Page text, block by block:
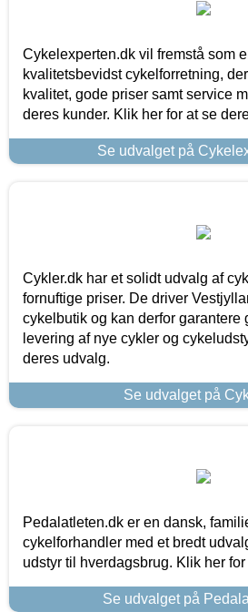
Cykelexperten.dk vil fremstå som
kvalitetsbevidst cykelforretning,
kvalitet, gode priser samt service
deres kunder. Klik her for at se
Se udvalget på
Cykler.dk har et solidt udvalg af
fornuftige priser. De driver
cykelbutik og kan derfor garantere
levering af nye cykler og
deres udvalg.
Se udvalget på
Pedalatleten.dk er en dansk,
cykelforhandler med et bredt
udstyr til hverdagsbrug. Klik her
Se udvalget på